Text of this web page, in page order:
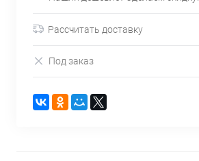
Рассчитать доставку
Под заказ